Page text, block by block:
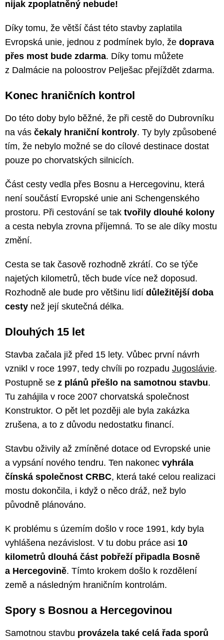
nijak zpoplatněný nebude!
Díky tomu, že větší část této stavby zaplatila
Evropská unie, jednou z podmínek bylo, že doprava
přes most bude zdarma. Díky tomu můžete
z Dalmácie na poloostrov Pelješac přejíždět zdarma.
Konec hraničních kontrol
Do této doby bylo běžné, že při cestě do Dubrovníku
na vás čekaly hraniční kontroly. Ty byly způsobené
tím, že nebylo možné se do cílové destinace dostat
pouze po chorvatských silnicích.
Část cesty vedla přes Bosnu a Hercegovinu, která
není součástí Evropské unie ani Schengenského
prostoru. Při cestování se tak tvořily dlouhé kolony
a cesta nebyla zrovna příjemná. To se ale díky mostu
změní.
Cesta se tak časově rozhodně zkrátí. Co se týče
najetých kilometrů, těch bude více než doposud.
Rozhodně ale bude pro většinu lidí důležitější doba
cesty než její skutečná délka.
Dlouhých 15 let
Stavba začala již před 15 lety. Vůbec první návrh
vznikl v roce 1997, tedy chvíli po rozpadu Jugoslávie.
Postupně se z plánů přešlo na samotnou stavbu.
Tu zahájila v roce 2007 chorvatská společnost
Konstruktor. O pět let později ale byla zakázka
zrušena, a to z důvodu nedostatku financí.
Stavbu oživily až zmíněné dotace od Evropské unie
a vypsání nového tendru. Ten nakonec vyhrála
čínská společnost CRBC, která také celou realizaci
mostu dokončila, i když o něco dráž, než bylo
původně plánováno.
K problému s územím došlo v roce 1991, kdy byla
vyhlášena nezávislost. V tu dobu práce asi 10
kilometrů dlouhá část pobřeží připadla Bosně
a Hercegovině. Tímto krokem došlo k rozdělení
země a následným hraničním kontrolám.
Spory s Bosnou a Hercegovinou
Samotnou stavbu provázela také celá řada sporů